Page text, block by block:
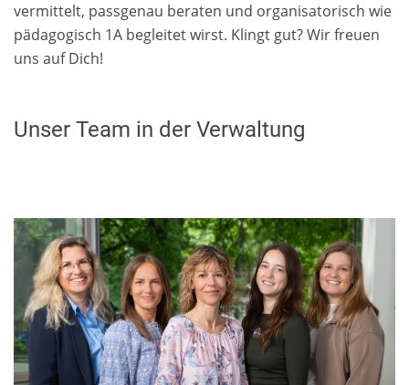
vermittelt, passgenau beraten und organisatorisch wie
pädagogisch 1A begleitet wirst. Klingt gut? Wir freuen
uns auf Dich!
Unser Team in der Verwaltung